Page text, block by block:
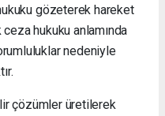
gözeterek hareket
hukuku anlamında
nedeniyle
çözümler üretilerek